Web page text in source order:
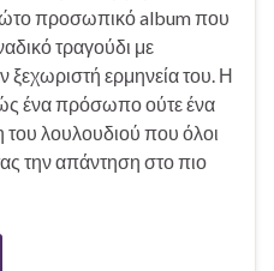
προσωπικό album που
τραγούδι με
ερμηνεία του. Η
ένα πρόσωπο ούτε ένα
λουλουδιού που όλοι
την απάντηση στο πιο